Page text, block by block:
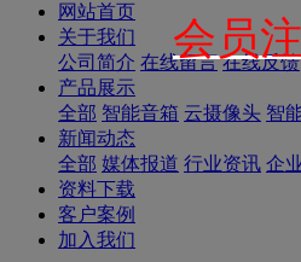
会员
网站首页
关于我们
公司简介 在线留言 在线反馈
产品展示
全部 智能音箱 云摄像头 智
新闻动态
全部 媒体报道 行业资讯 企
资料下载
客户案例
加入我们